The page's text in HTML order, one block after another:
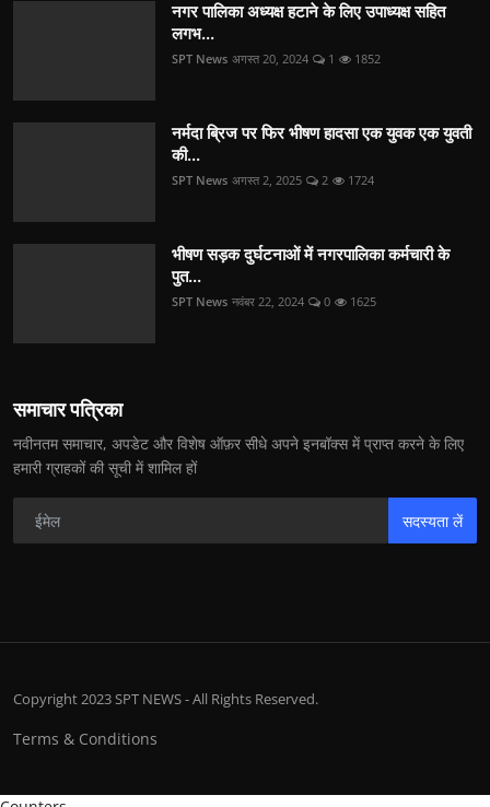
नगर पालिका अध्यक्ष हटाने के लिए उपाध्यक्ष सहित
लगभ...
SPT News अगस्त 20, 2024 1 1852
नर्मदा ब्रिज पर फिर भीषण हादसा एक युवक एक युवती
की...
SPT News अगस्त 2, 2025 2 1724
भीषण सड़क दुर्घटनाओं में नगरपालिका कर्मचारी के
पुत...
SPT News नवंबर 22, 2024 0 1625
समाचार पत्रिका
नवीनतम समाचार, अपडेट और विशेष ऑफ़र सीधे अपने इनबॉक्स में प्राप्त करने के लिए
हमारी ग्राहकों की सूची में शामिल हों
सदस्यता लें
Copyright 2023 SPT NEWS - All Rights Reserved.
Terms & Conditions